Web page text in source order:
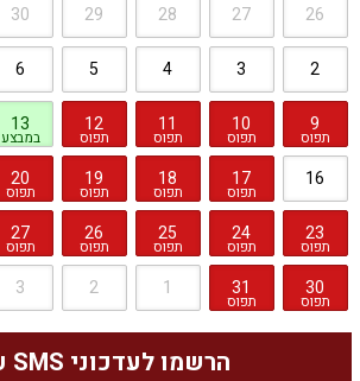
26
27
28
29
30
2
3
4
5
6
9
תפוס
10
תפוס
11
תפוס
12
תפוס
13
במבצע
16
17
תפוס
18
תפוס
19
תפוס
20
תפוס
23
תפוס
24
תפוס
25
תפוס
26
תפוס
27
תפוס
30
תפוס
31
תפוס
1
2
3
הרשמו לעדכוני SMS עבור